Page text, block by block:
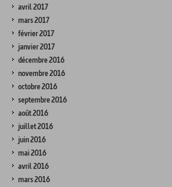
avril 2017
mars 2017
février 2017
janvier 2017
décembre 2016
novembre 2016
octobre 2016
septembre 2016
août 2016
juillet 2016
juin 2016
mai 2016
avril 2016
mars 2016